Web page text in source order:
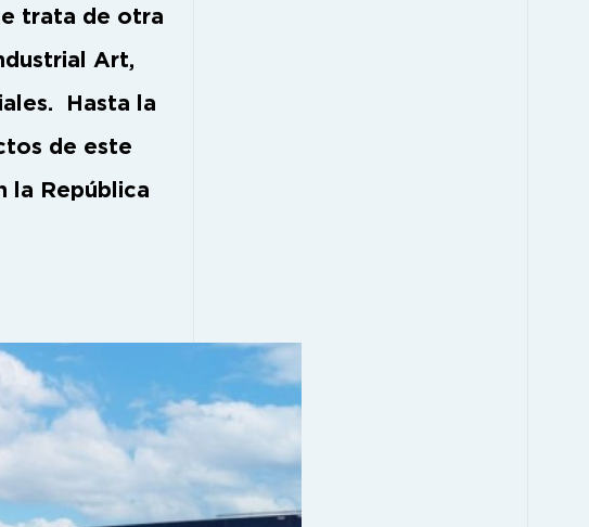
trata de otra
Art,
Hasta la
de este
la República